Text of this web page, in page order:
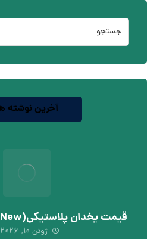
آخرین نوشته
قیمت یخدان پلاستیکی(New) در بازار + جدول
ژوئن ۱۰, ۲۰۲۶